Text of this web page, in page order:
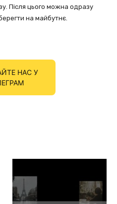
Після цього можна одразу
на майбутнє.
НАС У